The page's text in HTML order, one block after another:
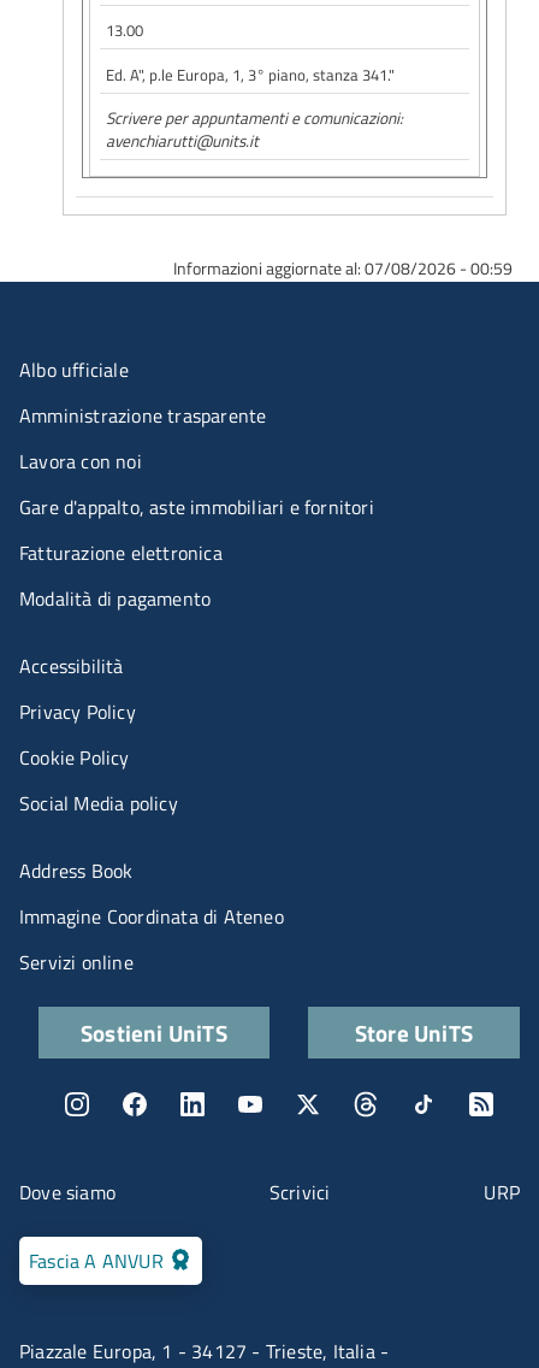
13.00
Ed. A", p.le Europa, 1, 3° piano, stanza 341."
Scrivere per appuntamenti e comunicazioni:
avenchiarutti@units.it
Informazioni aggiornate al: 07/08/2026 - 00:59
Piazzale Europa, 1 - 34127 - Trieste, Italia -
Fascia A ANVUR
Menu contatti
Dove siamo Scrivici URP
Menu organizzazione
Albo ufficiale
Amministrazione trasparente
Lavora con noi
Gare d'appalto, aste immobiliari e fornitori
Fatturazione elettronica
Modalità di pagamento
Menù riferimenti
Accessibilità
Privacy Policy
Cookie Policy
Social Media policy
Menu portale
Address Book
Immagine Coordinata di Ateneo
Servizi online
Quick links
Sostieni UniTS Store UniTS
Menu social